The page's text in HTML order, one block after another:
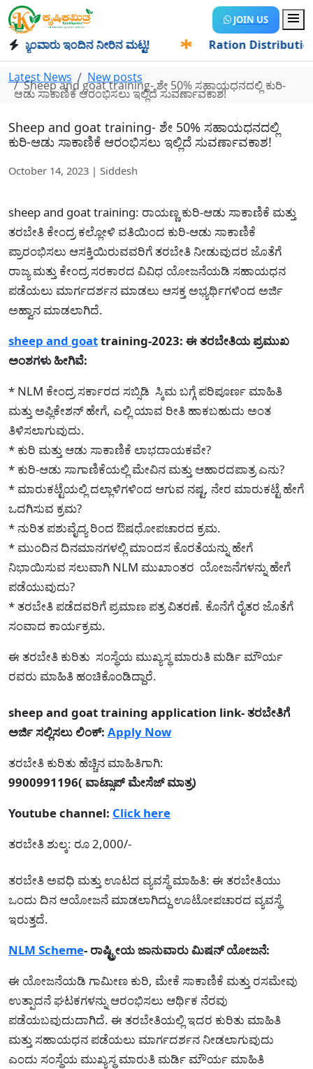
JOIN US
ಇಂದಿನ ನೀರಿನ ಮಟ್ಟ! Ration Distribution-
Latest News New posts
Sheep and goat training- ಶೇ 50% ಸಹಾಯಧನದಲ್ಲಿ ಕುರಿ-
ಆಡು ಸಾಕಾಣಿಕೆ ಆರಂಭಿಸಲು ಇಲ್ಲಿದೆ ಸುವರ್ಣಾವಕಾಶ!
Sheep and goat training- ಶೇ 50% ಸಹಾಯಧನದಲ್ಲಿ
ಕುರಿ-ಆಡು ಸಾಕಾಣಿಕೆ ಆರಂಭಿಸಲು ಇಲ್ಲಿದೆ ಸುವರ್ಣಾವಕಾಶ!
October 14, 2023 | Siddesh
sheep and goat training: ರಾಯಣ್ಣ ಕುರಿ-ಆಡು ಸಾಕಾಣಿಕೆ ಮತ್ತು
ತರಬೇತಿ ಕೇಂದ್ರ ಕಲ್ಲೋಳಿ ವತಿಯಿಂದ ಕುರಿ-ಆಡು ಸಾಕಾಣಿಕೆ
ಪ್ರಾರಂಭಿಸಲು ಆಸಕ್ತಿಯಿರುವವರಿಗೆ ತರಬೇತಿ ನೀಡುವುದರ ಜೊತೆಗೆ
ರಾಜ್ಯ ಮತ್ತು ಕೇಂದ್ರ ಸರಕಾರದ ವಿವಿಧ ಯೋಜನೆಯಡಿ ಸಹಾಯಧನ
ಪಡೆಯಲು ಮಾರ್ಗದರ್ಶನ ಮಾಡಲು ಆಸಕ್ತ ಅಭ್ಯರ್ಥಿಗಳಿಂದ ಅರ್ಜಿ
ಅಹ್ವಾನ ಮಾಡಲಾಗಿದೆ.
sheep and goattraining-2023: ಈ ತರಬೇತಿಯ ಪ್ರಮುಖ
ಅಂಶಗಳು ಹೀಗಿವೆ:
* NLM ಕೇಂದ್ರ ಸರ್ಕಾರದ ಸಬ್ಸಿಡಿ ಸ್ಕಿಮ ಬಗ್ಗೆ ಪರಿಪೂರ್ಣ ಮಾಹಿತಿ
ಮತ್ತು ಅಪ್ಲಿಕೇಶನ್ ಹೇಗೆ, ಎಲ್ಲಿ ಯಾವ ರೀತಿ ಹಾಕಬಹುದು ಅಂತ
ತಿಳಿಸಲಾಗುವುದು.
* ಕುರಿ ಮತ್ತು ಆಡು ಸಾಕಾಣಿಕೆ ಲಾಭದಾಯಕವೇ?
* ಕುರಿ-ಆಡು ಸಾಗಾಣಿಕೆಯಲ್ಲಿ ಮೇವಿನ ಮತ್ತು ಆಹಾರದಪಾತ್ರ ಎನು?
* ಮಾರುಕಟ್ಟೆಯಲ್ಲಿ ದಲ್ಲಾಳಿಗಳಿಂದ ಆಗುವ ನಷ್ಟ, ನೇರ ಮಾರುಕಟ್ಟೆ ಹೇಗೆ
ಒದಗಿಸುವ ಕ್ರಮ?
* ನುರಿತ ಪಶುವೈದ್ಯ ರಿಂದ ಔಷಧೋಪಚಾರದ ಕ್ರಮ.
* ಮುಂದಿನ ದಿನಮಾನಗಳಲ್ಲಿ ಮಾಂದಸ ಕೊರತೆಯನ್ನು ಹೇಗೆ
ನಿಭಾಯಿಸುವ ಸಲುವಾಗಿ NLM ಮುಖಾಂತರ ಯೋಜನೆಗಳನ್ನು ಹೇಗೆ
ಪಡೆಯುವುದು?
* ತರಬೇತಿ ಪಡೆದವರಿಗೆ ಪ್ರಮಾಣ ಪತ್ರ ವಿತರಣೆ. ಕೊನೆಗೆ ರೈತರ ಜೊತೆಗೆ
ಸಂವಾದ ಕಾರ್ಯಕ್ರಮ.
ಈ ತರಬೇತಿ ಕುರಿತು ಸಂಸ್ಥೆಯ ಮುಖ್ಯಸ್ಥ ಮಾರುತಿ ಮರ್ಡಿ ಮೌರ್ಯ
ರವರು ಮಾಹಿತಿ ಹಂಚಿಕೊಂಡಿದ್ದಾರೆ.
sheep and goat training application link- ತರಬೇತಿಗೆ
ಅರ್ಜಿ ಸಲ್ಲಿಸಲು ಲಿಂಕ್: Apply Now
ತರಬೇತಿ ಕುರಿತು ಹೆಚ್ಚಿನ ಮಾಹಿತಿಗಾಗಿ:
9900991196( ವಾಟ್ಸಾಪ್ ಮೇಸೆಜ್ ಮಾತ್ರ)
Youtube channel: Click here
ತರಬೇತಿ ಶುಲ್ಕ: ರೂ 2,000/-
ತರಬೇತಿ ಅವಧಿ ಮತ್ತು ಊಟದ ವ್ಯವಸ್ಥೆ ಮಾಹಿತಿ: ಈ ತರಬೇತಿಯು
ಒಂದು ದಿನ ಆಯೋಜನೆ ಮಾಡಲಾಗಿದ್ದು ಊಟೋಪಚಾರದ ವ್ಯವಸ್ಥೆ
ಇರುತ್ತದೆ.
NLM Scheme- ರಾಷ್ಟ್ರೀಯ ಜಾನುವಾರು ಮಿಷನ್ ಯೋಜನೆ:
ಈ ಯೋಜನೆಯಡಿ ಗಾಮೀಣ ಕುರಿ, ಮೇಕೆ ಸಾಕಾಣಿಕೆ ಮತ್ತು ರಸಮೇವು
ಉತ್ಪಾದನೆ ಘಟಕಗಳನ್ನು ಆರಂಭಿಸಲು ಆರ್ಥಿಕ ನೆರವು
ಪಡೆಯಬವುದುದಾಗಿದೆ. ಈ ತರಬೇತಿಯಲ್ಲಿ ಇದರ ಕುರಿತು ಮಾಹಿತಿ
ಮತ್ತು ಸಹಾಯಧನ ಪಡೆಯಲು ಮಾರ್ಗದರ್ಶನ ನೀಡಲಾಗುವುದು
ಎಂದು ಸಂಸ್ಥೆಯ ಮುಖ್ಯಸ್ಥ ಮಾರುತಿ ಮರ್ಡಿ ಮೌರ್ಯ ಮಾಹಿತಿ